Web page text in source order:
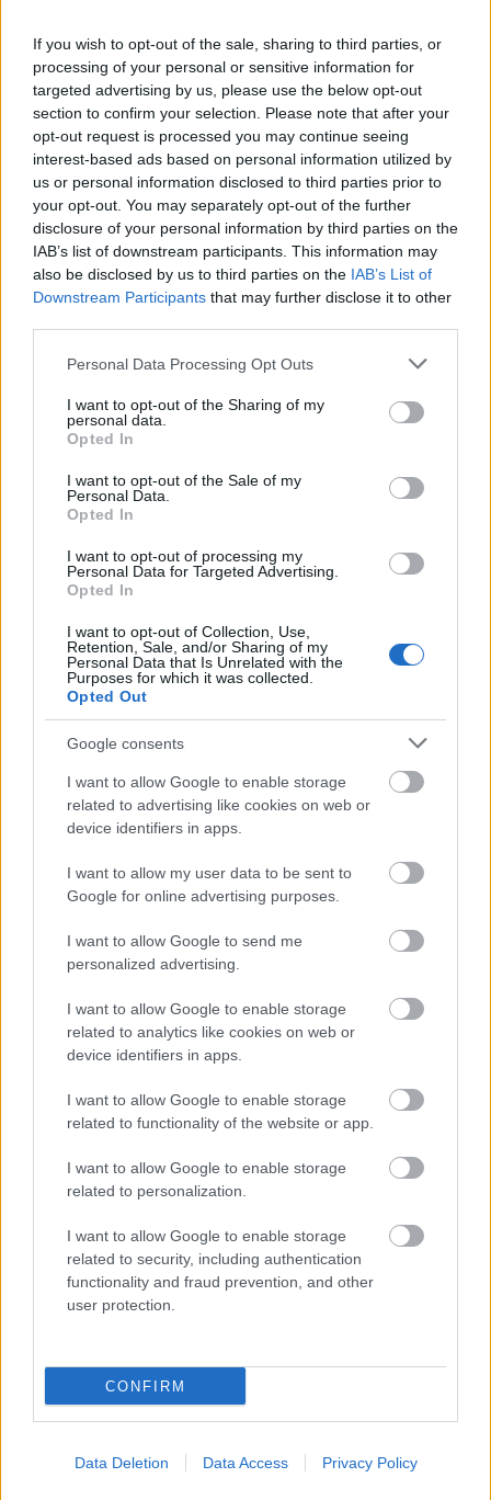
If you wish to opt-out of the sale, sharing to third parties, or
processing of your personal or sensitive information for
targeted advertising by us, please use the below opt-out
section to confirm your selection. Please note that after your
opt-out request is processed you may continue seeing
interest-based ads based on personal information utilized by
us or personal information disclosed to third parties prior to
your opt-out. You may separately opt-out of the further
disclosure of your personal information by third parties on the
IAB’s list of downstream participants. This information may
also be disclosed by us to third parties on the IAB’s List of
Downstream Participants that may further disclose it to other
Please note that this website/app uses one or more Google
not limited to your visit or usage behaviour. You may click to
grant or deny consent to Google and its third-party tags to
use your data for below specified purposes in below Google
consent section.
Personal Data Processing Opt Outs
I want to opt-out of the Sharing of my
personal data.
Opted In
I want to opt-out of the Sale of my
Personal Data.
Opted In
I want to opt-out of processing my
Personal Data for Targeted Advertising.
Opted In
I want to opt-out of Collection, Use,
Retention, Sale, and/or Sharing of my
Personal Data that Is Unrelated with the
Purposes for which it was collected.
Opted Out
Google consents
I want to allow Google to enable storage
related to advertising like cookies on web or
device identifiers in apps.
I want to allow my user data to be sent to
Google for online advertising purposes.
I want to allow Google to send me
personalized advertising.
I want to allow Google to enable storage
related to analytics like cookies on web or
device identifiers in apps.
I want to allow Google to enable storage
related to functionality of the website or app.
I want to allow Google to enable storage
related to personalization.
I want to allow Google to enable storage
related to security, including authentication
functionality and fraud prevention, and other
user protection.
CONFIRM
Data Deletion Data Access Privacy Policy
életemnek. 2018-ban jelent meg magyar nyelven Bob Gale régi,
mégis új…..
Smoking Barrels
A 2021. évi Hugo-díj magyarul is elérhető
jelöltjei! 2021.04.15 06:00:00
A 2020-as év a nehézségek és a szokatlan élethelyzetek éve
volt. A blog hagyományaihoz híven, idén is összegyűjtöttük a
magyar nyelven is elérhető Hugo-díjra jelöltek listáját. Az
igazság az, hogy amikor az előző évi válogatáson dolgoztam, el
sem tudtam képzelni, hogy mi minden következik még
abban…..
Smoking Barrels
ikrek (2021)
2021.03.11 06:00:00
Mindig is szerettem a meséket, már egész kiskoromtól fogra
része volt az életemnek. Ahhoz a generációhoz tartozom,
természetesen a vetített meséken kívül rengeteg
mesekönyvünk is volt otthon. Néhány nagy kedvencemre még
most is emlékszem. Mindjárt…..
rész (2020) 2021.02.25 06:00:00
Három évvel ezelőtt igazán nagy hír volt, hogy idehaza is
megjelenik a Conan Kegyetlen kardja címen futó képregény
elérhetőek magyar nyelven. Még most is tisztán emlékszem az
„F” betűs közösségi oldalon megjelenő videóra, melyen a
Smoking Barrels
Döntöttem, képregényt adok ki, ráadásul
Magyarországon!